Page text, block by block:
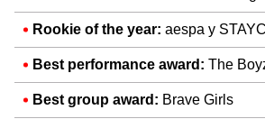
Rookie of the year: aespa y STAYC
Best performance award: The
Best group award: Brave Girls